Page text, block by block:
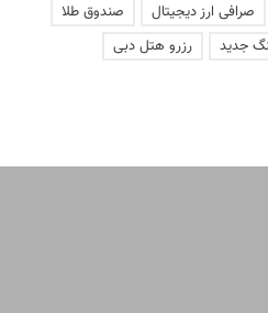
صرافی ارز دیجیتال
صندوق طلا
جدید
رزرو هتل دبی